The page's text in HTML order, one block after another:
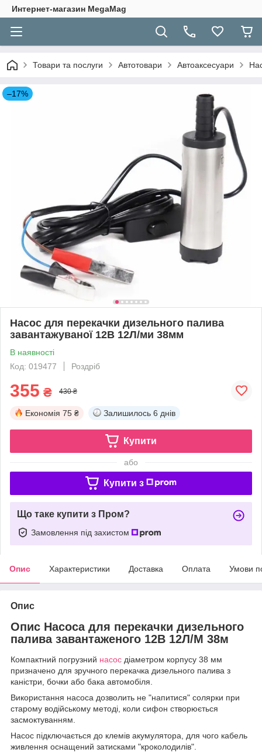
Интернет-магазин MegaMag
Товари та послуги Автотовари Автоаксесуари
–17%
Насос для перекачки дизельного палива
завантажуваної 12В 12Л/ми 38мм
В наявності
Код: 019477
Роздріб
355 ₴ 430 ₴
Економія 75 ₴ Залишилось 6 днів
Купити
або
Купити з
Що таке купити з Пром?
Замовлення під захистом
Опис Характеристики Доставка Оплата Умови
Опис
Опис Насоса для перекачки дизельного
палива завантаженого 12В 12Л/М 38м
Компактний погрузний насос діаметром корпусу 38 мм
призначено для зручного перекачка дизельного палива з
каністри, бочки або бака автомобіля.
Використання насоса дозволить не "напитися" солярки при
старому водійському методі, коли сифон створюється
засмоктуванням.
Насос підключається до клемів акумулятора, для чого кабель
живлення оснащений затисками "кроколодилів".